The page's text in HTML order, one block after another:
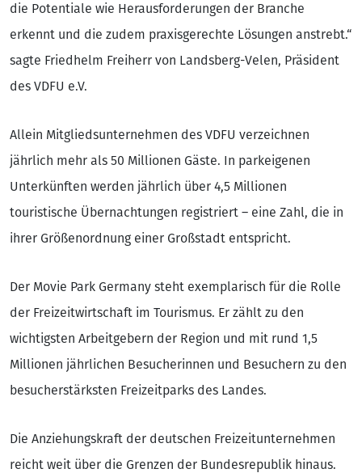
die Potentiale wie Herausforderungen der Branche
erkennt und die zudem praxisgerechte Lösungen anstrebt.“
sagte Friedhelm Freiherr von Landsberg-Velen, Präsident
des VDFU e.V.
Allein Mitgliedsunternehmen des VDFU verzeichnen
jährlich mehr als 50 Millionen Gäste. In parkeigenen
Unterkünften werden jährlich über 4,5 Millionen
touristische Übernachtungen registriert – eine Zahl, die in
ihrer Größenordnung einer Großstadt entspricht.
Der Movie Park Germany steht exemplarisch für die Rolle
der Freizeitwirtschaft im Tourismus. Er zählt zu den
wichtigsten Arbeitgebern der Region und mit rund 1,5
Millionen jährlichen Besucherinnen und Besuchern zu den
besucherstärksten Freizeitparks des Landes.
Die Anziehungskraft der deutschen Freizeitunternehmen
reicht weit über die Grenzen der Bundesrepublik hinaus.